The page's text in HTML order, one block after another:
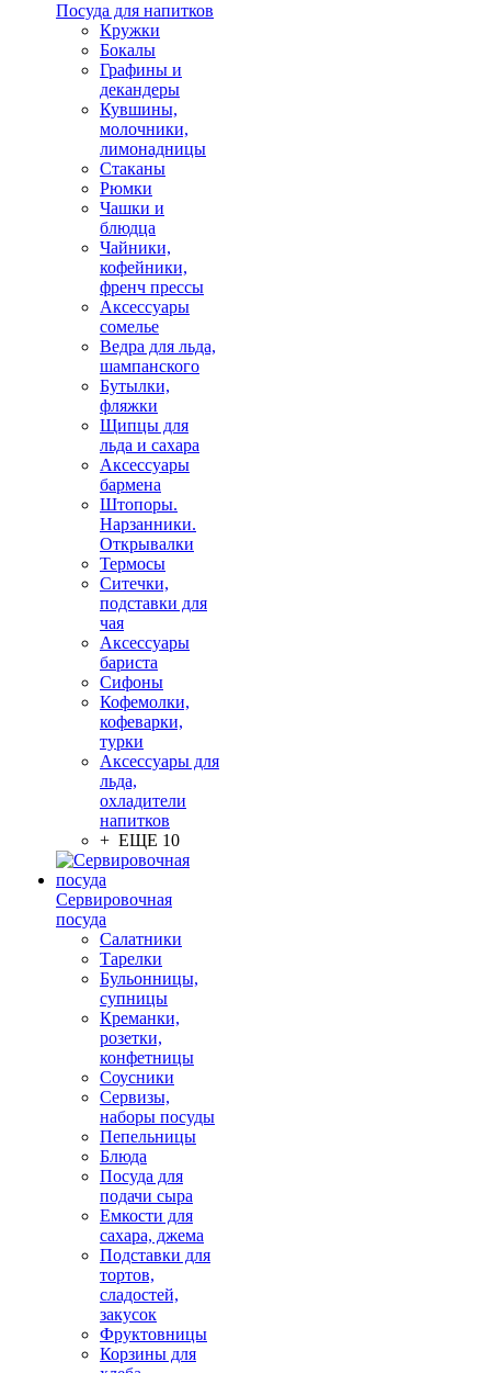
Посуда для напитков
Кружки
Бокалы
Графины и
декандеры
Кувшины,
молочники,
лимонадницы
Стаканы
Рюмки
Чашки и
блюдца
Чайники,
кофейники,
френч прессы
Аксессуары
сомелье
Ведра для льда,
шампанского
Бутылки,
фляжки
Щипцы для
льда и сахара
Аксессуары
бармена
Штопоры.
Нарзанники.
Открывалки
Термосы
Ситечки,
подставки для
чая
Аксессуары
бариста
Сифоны
Кофемолки,
кофеварки,
турки
Аксессуары для
льда,
охладители
напитков
+ ЕЩЕ 10
Сервировочная
посуда
Салатники
Тарелки
Бульонницы,
супницы
Креманки,
розетки,
конфетницы
Соусники
Сервизы,
наборы посуды
Пепельницы
Блюда
Посуда для
подачи сыра
Емкости для
сахара, джема
Подставки для
тортов,
сладостей,
закусок
Фруктовницы
Корзины для